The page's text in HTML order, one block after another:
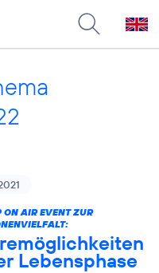
AIR EVENT ZUR
Lebensphase